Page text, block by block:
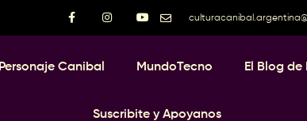
Personaje Canibal MundoTecno El Blog de
Suscribite y Apoyanos